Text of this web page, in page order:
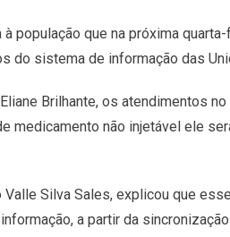
população que na próxima
do sistema de informação das
Brilhante, os atendimentos
medicamento não injetável ele
Silva Sales, explicou que
a partir da